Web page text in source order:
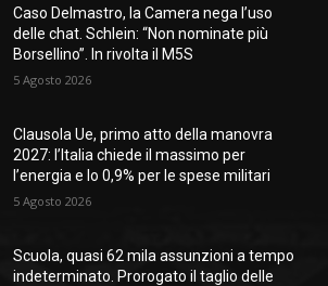
Caso Delmastro, la Camera nega l’uso
delle chat. Schlein: “Non nominate più
Borsellino”. In rivolta il M5S
5 Agosto 2026
Clausola Ue, primo atto della manovra
2027: l’Italia chiede il massimo per
l’energia e lo 0,9% per le spese militari
5 Agosto 2026
Scuola, quasi 62 mila assunzioni a tempo
indeterminato. Prorogato il taglio delle